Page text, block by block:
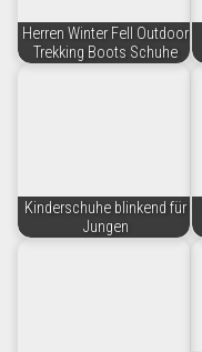
Herren Winter Fell Outdoor
Trekking Boots Schuhe
Kinderschuhe blinkend für
Jungen